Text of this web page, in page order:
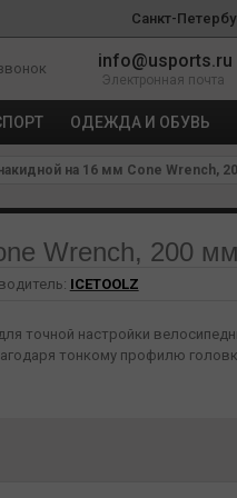
Санкт-
info@usports.ru
Электронная почта
ОДЕЖДА И ОБУВЬ
на 16 мм Cone Wrench,
Wrench, 200
ICETOOLZ
точной настройки
тонкому профилю